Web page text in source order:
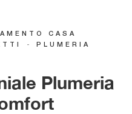
CASA
- PLUMERIA
Plumeria